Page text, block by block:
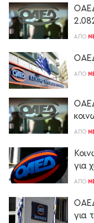
ΑΠΌ
ΑΠΌ
ΑΠΌ
για
ΑΠΌ
για